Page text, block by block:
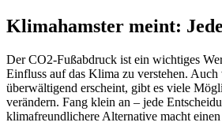
Klimahamster meint:
Der CO2-Fußabdruck ist ein wichtiges
Einfluss auf das Klima zu verstehen. Auch
überwältigend erscheint, gibt es viele
verändern. Fang klein an – jede
klimafreundlichere Alternative macht